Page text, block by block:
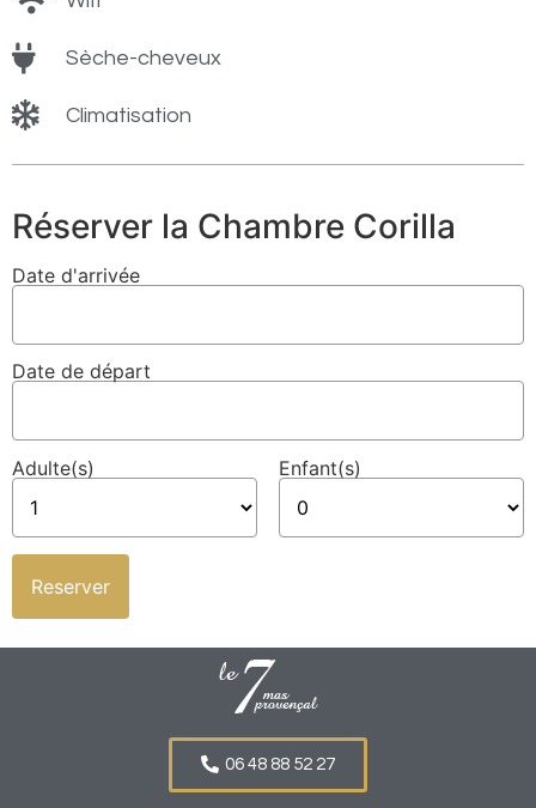
Sèche-cheveux
Climatisation
Réserver la Chambre Corilla
Date d'arrivée
Date de départ
Adulte(s) Enfant(s)
06 48 88 52 27